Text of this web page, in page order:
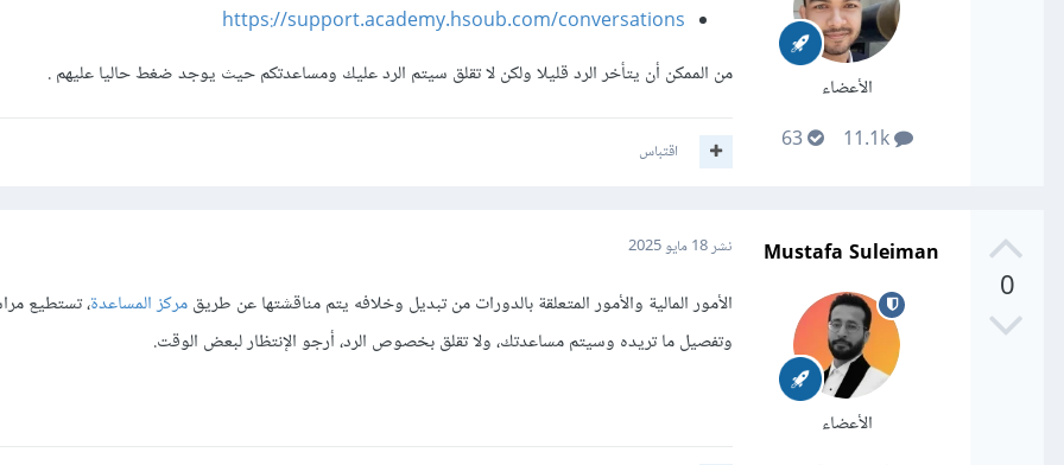
الأعضاء
11.1k
63
https://support.academy.hsoub.com/conversations
من الممكن أن يتأخر الرد قليلا ولكن لا تقلق سيتم الرد عليك ومساعدتكم حيث يوجد ضغط حاليا عليهم .
اقتباس
0
Mustafa Suleiman
الأعضاء
نشر18 مايو 2025
الأمور المالية والأمور المتعلقة بالدورات من تبديل وخلافه يتم مناقشتها عن طريقمركز المساعدة، تستطيع
وتفصيل ما تريده وسيتم مساعدتك، ولا تقلق بخصوص الرد، أرجو الإنتظار لبعض الوقت.